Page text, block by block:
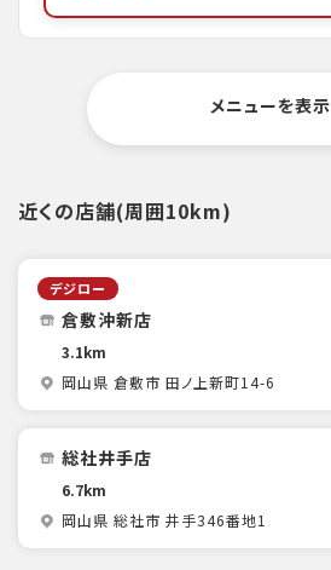
メニューを表示
近くの店舗(周囲10km)
デジロー
倉敷沖新店
3.1km
岡山県 倉敷市 田ノ上新町14-6
総社井手店
6.7km
岡山県 総社市 井手346番地1